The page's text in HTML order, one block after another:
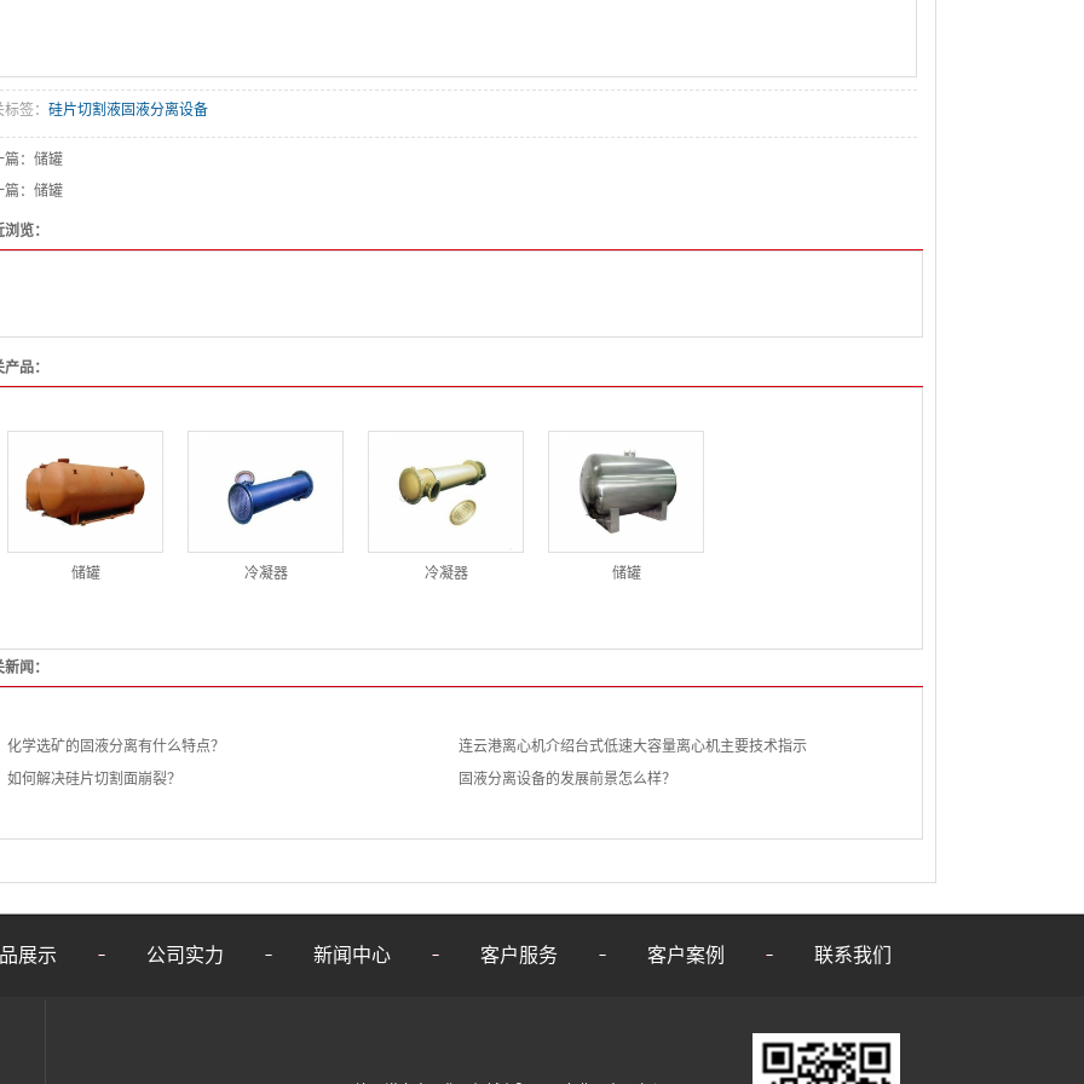
签： 硅片切割液固液分离设备
： 储罐
篇： 储罐
览：
品：
储罐 冷凝器 冷凝器 储罐
闻：
化学选矿的固液分离有什么特点？
连云港离心机介绍台式低速大容量离心机主要技术指示
如何解决硅片切割面崩裂？
固液分离设备的发展前景怎么样？
展示 公司实力 新闻中心 客户服务 客户案例 联系我们